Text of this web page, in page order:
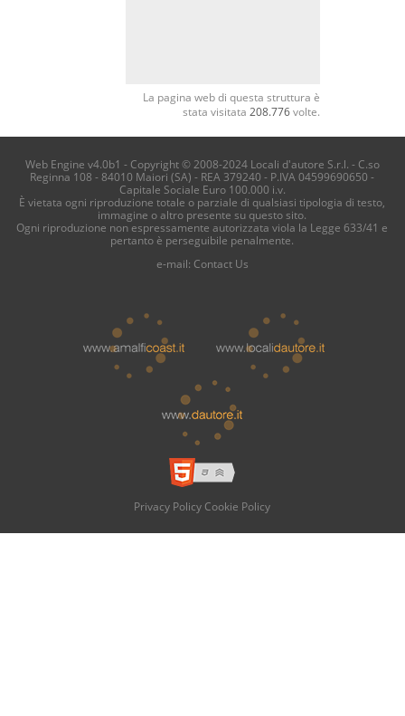
La pagina web di questa struttura è
stata visitata 208.776volte.
Web Engine v4.0b1 - Copyright © 2008-2024 Locali d'autore S.r.l. - C.so
Reginna 108 - 84010 Maiori (SA) - REA 379240 - P.IVA 04599690650 -
Capitale Sociale Euro 100.000 i.v.
È vietata ogni riproduzione totale o parziale di qualsiasi tipologia di testo,
immagine o altro presente su questo sito.
Ogni riproduzione non espressamente autorizzata viola la Legge 633/41 e
pertanto è perseguibile penalmente.
e-mail: Contact Us
Privacy Policy Cookie Policy